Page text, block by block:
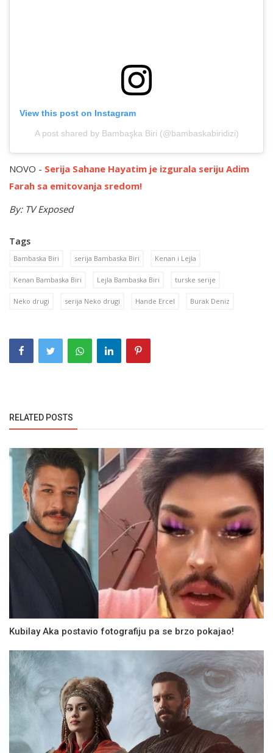
View this post on Instagram
A post shared by Bambaşka Biri (@bambaskabiridizi)
NOVO - Serija Sahane Hayatim je izgurala seriju Adim
Farah sa emitovanja sredom!
By: TV Exposed
Tags
Bambaska Biri serija Bambaska Biri Kenan i Lejla
Kenan Bambaska Biri Lejla Bambaska Biri turske serije
Neko drugi serija Neko drugi Hande Ercel Burak Deniz
RELATED POSTS
Kubilay Aka postavio fotografiju pa se brzo pokajao!